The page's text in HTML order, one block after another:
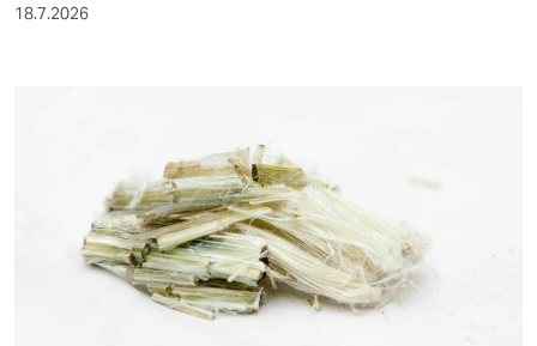
genossenschaft
epaper login
18.7.2026